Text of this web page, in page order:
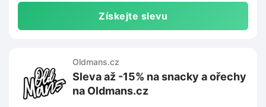
Získejte slevu
Oldmans.cz
Sleva až -15% na snacky a ořechy
na Oldmans.cz